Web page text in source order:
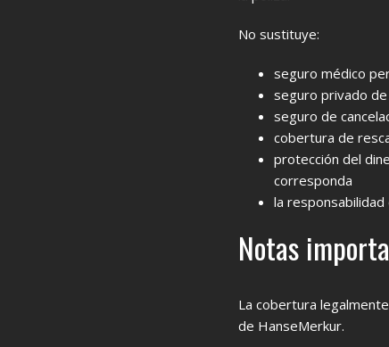
No sustituye:
seguro médico
seguro privado
seguro de
cobertura de
protección del
corresponda
la
Notas
La cobertura
de HanseMerkur.